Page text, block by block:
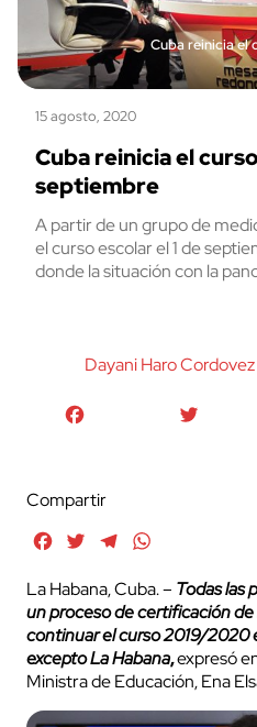
Cuba reinicia el
15 agosto, 2020
Cuba reinicia el
septiembre
A partir de un grupo de
el curso escolar el 1 de
donde la situación con la
Dayani Haro Cordovez
Compartir
FacebookTwitterTelegram
La Habana, Cuba. – Todas las
un proceso de certificación
continuar el curso 2019/2020
excepto La Habana,expresó
Ministra de Educación, Ena